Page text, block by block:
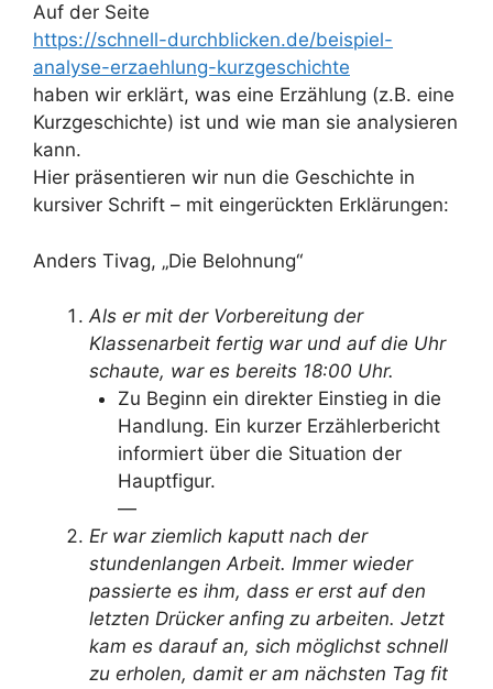
Auf der Seite
https://schnell-durchblicken.de/beispiel-
analyse-erzaehlung-kurzgeschichte
haben wir erklärt, was eine Erzählung (z.B. eine
Kurzgeschichte) ist und wie man sie analysieren
kann.
Hier präsentieren wir nun die Geschichte in
kursiver Schrift – mit eingerückten Erklärungen:
Anders Tivag, „Die Belohnung“
Als er mit der Vorbereitung der
Klassenarbeit fertig war und auf die Uhr
schaute, war es bereits 18:00 Uhr.
Zu Beginn ein direkter Einstieg in die
Handlung. Ein kurzer Erzählerbericht
informiert über die Situation der
Hauptfigur.
—
Er war ziemlich kaputt nach der
stundenlangen Arbeit. Immer wieder
passierte es ihm, dass er erst auf den
letzten Drücker anfing zu arbeiten. Jetzt
kam es darauf an, sich möglichst schnell
zu erholen, damit er am nächsten Tag fit